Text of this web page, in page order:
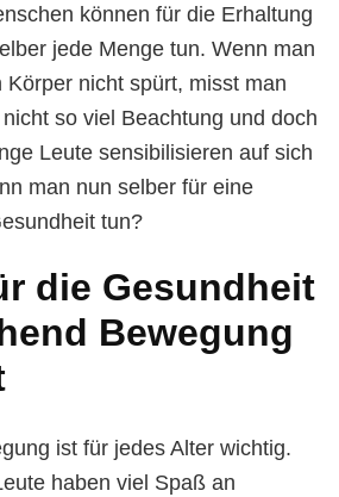
können für die Erhaltung
jede Menge tun. Wenn man
Körper nicht spürt, misst man
so viel Beachtung und doch
Leute sensibilisieren auf sich
man nun selber für eine
tun?
die Gesundheit
Bewegung
ist für jedes Alter wichtig.
haben viel Spaß an